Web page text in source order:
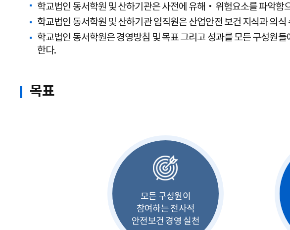
학교법인 동서학원 및 산하기관은 사전에 유해‧위험요소를 파악함
학교법인 동서학원 및 산하기관 임직원은 산업안전 보건 지식과 의
학교법인 동서학원은 경영방침 및 목표 그리고 성과를 모든 구성원
한다.
목표
모든 구성원이
참여하는 전사적
안전보건 경영 실천